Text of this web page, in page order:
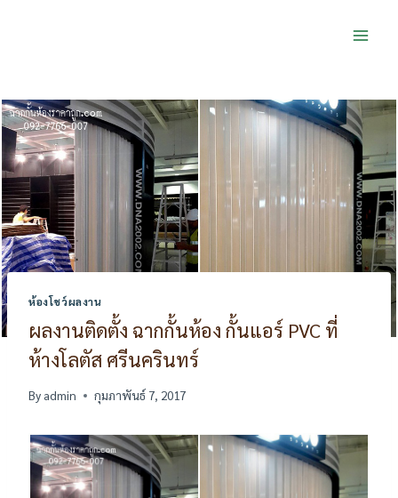
ห้องโชว์ผลงาน
ผลงานติดตั้ง ฉากกั้นห้อง กั้นแอร์ PVC ที่
ห้างโลตัส ศรีนครินทร์
By admin กุมภาพันธ์ 7, 2017